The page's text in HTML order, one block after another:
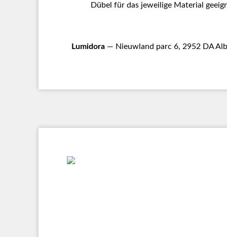
Dübel für das jeweilige Material
Lumidora — Nieuwland parc 6, 2952 DA